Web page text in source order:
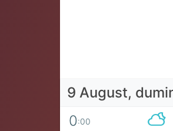
9 August,
0:00